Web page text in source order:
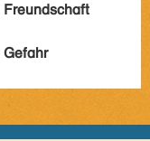
Freundschaft
Gefahr